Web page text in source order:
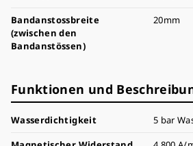
Bandanstossbreite
(zwischen den
Bandanstössen)
20mm
Funktionen und
Wasserdichtigkeit
5 bar